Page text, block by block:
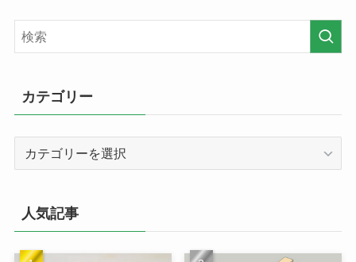
カテゴリー
ー
人気記事